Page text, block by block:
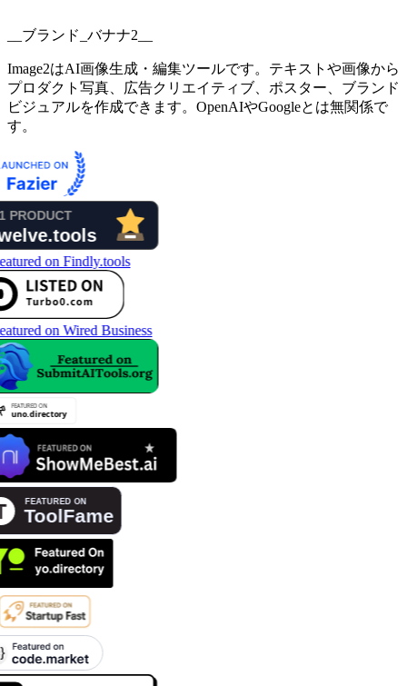
__ブランド_バナナ2__
Image2はAI画像生成・編集ツールです。テキストや画像から
プロダクト写真、広告クリエイティブ、ポスター、ブランド
ビジュアルを作成できます。OpenAIやGoogleとは無関係で
す。